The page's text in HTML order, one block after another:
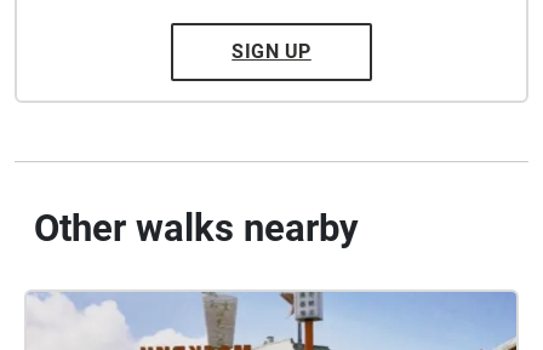
SIGN UP
Other walks nearby